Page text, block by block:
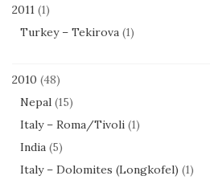
2011 (1)
Turkey – Tekirova (1)
2010 (48)
Nepal (15)
Italy – Roma/Tivoli (1)
India (5)
Italy – Dolomites (Longkofel) (1)